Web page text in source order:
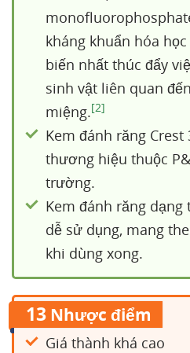
kháng khuẩn hóa
biến nhất thúc đẩy
sinh vật liên quan
miệng.[2]
Kem đánh răng
thương hiệu thuộc
trường.
Kem đánh răng dạng
dễ sử dụng, mang
khi dùng xong.
13 Nhược điểm
Giá thành khá cao